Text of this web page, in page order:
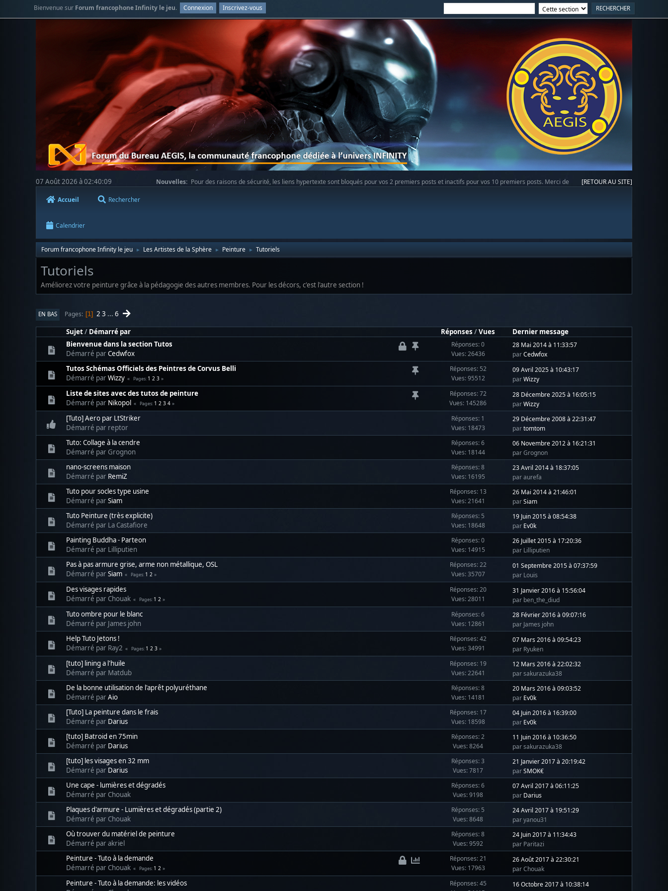
Bienvenue sur Forum francophone Infinity le jeu. Connexion Inscrivez-vous
[RETOUR AU SITE]
07 Août 2026 à 02:40:09 Nouvelles: Pour des raisons de sécurité, les liens hypertexte sont bloqués pour vos 2 premiers posts et inactifs pour vos 10 premiers posts. Merci de
Accueil
Rechercher
Calendrier
Forum francophone Infinity le jeu ► Les Artistes de la Sphère ► Peinture ► Tutoriels
Tutoriels
Améliorez votre peinture grâce à la pédagogie des autres membres. Pour les décors, c'est l'autre section !
EN BAS Pages 1 2 3 ... 6
Sujet/ Démarré par Réponses /Vues
Dernier message
Bienvenue dans la section Tutos
Démarré parCedwfox
Réponses: 0
Vues: 26436
28 Mai 2014 à 11:33:57
parCedwfox
Tutos Schémas Officiels des Peintres de Corvus Belli
Démarré parWizzy Pages 1 2 3
Réponses: 52
Vues: 95512
09 Avril 2025 à 10:43:17
parWizzy
Liste de sites avec des tutos de peinture
Démarré par Nikopol Pages 1 2 3 4
Réponses: 72
Vues: 145286
28 Décembre 2025 à 16:05:15
parWizzy
[Tuto] Aero par LtStriker
Démarré par reptor
Réponses: 1
Vues: 18473
29 Décembre 2008 à 22:31:47
partomtom
Tuto: Collage à la cendre
Démarré par Grognon
Réponses: 6
Vues: 18144
06 Novembre 2012 à 16:21:31
par Grognon
nano-screens maison
Démarré par RemiZ
Réponses: 8
Vues: 16195
23 Avril 2014 à 18:37:05
par aurefa
Tuto pour socles type usine
Démarré parSiam
Réponses: 13
Vues: 21641
26 Mai 2014 à 21:46:01
parSiam
Tuto Peinture (très explicite)
Démarré par La Castafiore
Réponses: 5
Vues: 18648
19 Juin 2015 à 08:54:38
par Ev0k
Painting Buddha - Parteon
Démarré par Lilliputien
Réponses: 0
Vues: 14915
26 Juillet 2015 à 17:20:36
par Lilliputien
Pas à pas armure grise, arme non métallique, OSL
Démarré parSiam Pages 1 2
Réponses: 22
Vues: 35707
01 Septembre 2015 à 07:37:59
par Louis
Des visages rapides
Démarré par Chouak
Pages 1 2
Réponses: 20
Vues: 28011
31 Janvier 2016 à 15:56:04
par ben_the_diud
Tuto ombre pour le blanc
Démarré par James john
Réponses: 6
Vues: 12861
28 Février 2016 à 09:07:16
par James john
Help Tuto Jetons !
Démarré par Ray2
Pages 1 2 3
Réponses: 42
Vues: 34991
07 Mars 2016 à 09:54:23
par Ryuken
[tuto] lining a l'huile
Démarré par Matdub
Réponses: 19
Vues: 22641
12 Mars 2016 à 22:02:32
par sakurazuka38
De la bonne utilisation de l'aprêt polyuréthane
Démarré parAio
Réponses: 8
Vues: 14181
20 Mars 2016 à 09:03:52
par Ev0k
[Tuto] La peinture dans le frais
Démarré par Darius
Réponses: 17
Vues: 18598
04 Juin 2016 à 16:39:00
par Ev0k
[tuto] Batroid en 75min
Démarré par Darius
Réponses: 2
Vues: 8264
11 Juin 2016 à 10:36:50
par sakurazuka38
[tuto] les visages en 32 mm
Démarré par Darius
Réponses: 3
Vues: 7817
21 Janvier 2017 à 20:19:42
parSMOK€
Une cape - lumières et dégradés
Démarré par Chouak
Réponses: 6
Vues: 9198
07 Avril 2017 à 06:11:25
par Darius
Plaques d'armure - Lumières et dégradés (partie 2)
Démarré par Chouak
Réponses: 5
Vues: 8648
24 Avril 2017 à 19:51:29
par yanou31
Où trouver du matériel de peinture
Démarré par akriel
Réponses: 8
Vues: 9592
24 Juin 2017 à 11:34:43
par Paritazi
Peinture - Tuto à la demande
Démarré par Chouak
Pages 1 2
Réponses: 21
Vues: 17963
26 Août 2017 à 22:30:21
par Chouak
Peinture - Tuto à la demande: les vidéos
Réponses: 45
16 Octobre 2017 à 10:38:14